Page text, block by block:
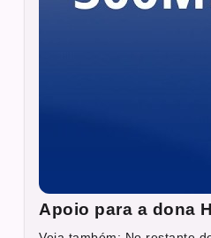
Apoio para a dona